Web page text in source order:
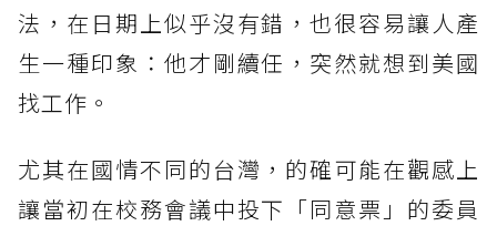
法，在日期上似乎沒有錯，也很容易讓人產
生一種印象：他才剛續任，突然就想到美國
找工作。
尤其在國情不同的台灣，的確可能在觀感上
讓當初在校務會議中投下「同意票」的委員